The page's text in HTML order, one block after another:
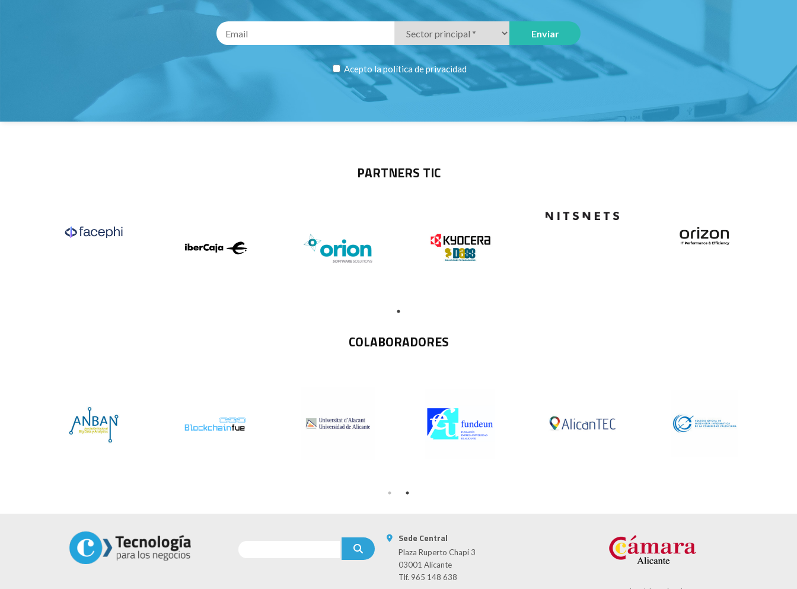
Acepto lapolítica de privacidad
PARTNERS TIC
COLABORADORES
Sede Central
Plaza Ruperto Chapí 3
03001 Alicante
Tlf. 965 148 638